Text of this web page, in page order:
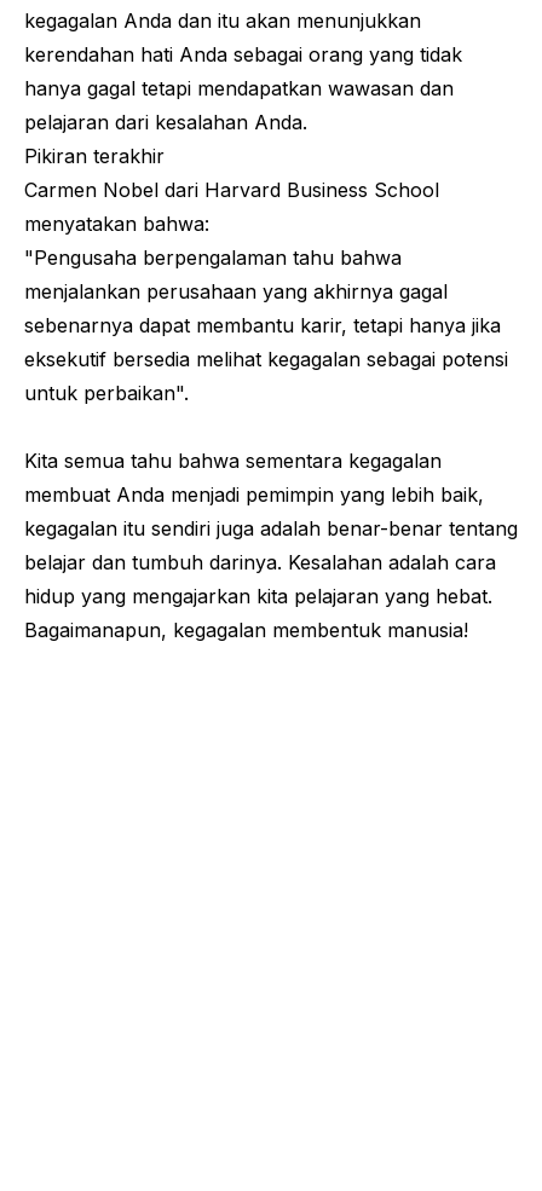
kegagalan Anda dan itu akan menunjukkan
kerendahan hati Anda sebagai orang yang tidak
hanya gagal tetapi mendapatkan wawasan dan
pelajaran dari kesalahan Anda.
Pikiran terakhir
Carmen Nobel dari Harvard Business School
menyatakan bahwa:
"Pengusaha berpengalaman tahu bahwa
menjalankan perusahaan yang akhirnya gagal
sebenarnya dapat membantu karir, tetapi hanya jika
eksekutif bersedia melihat kegagalan sebagai potensi
untuk perbaikan".
Kita semua tahu bahwa sementara kegagalan
membuat Anda menjadi pemimpin yang lebih baik,
kegagalan itu sendiri juga adalah benar-benar tentang
belajar dan tumbuh darinya. Kesalahan adalah cara
hidup yang mengajarkan kita pelajaran yang hebat.
Bagaimanapun, kegagalan membentuk manusia!